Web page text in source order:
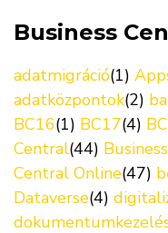
Business
adatmigráció(1)
adatközpontok(2)
BC16(1) BC17(4)
Central(44)
Central Online(47)
Dataverse(4)